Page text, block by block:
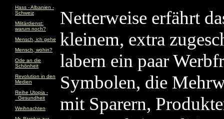
Hass - Albanien -
Schweiz
Militärdienst:
warum noch?
Mensch, ich gehe
Mensch, wohin?
Ode an die
Schönheit
Revolution in den
Medien
Reihe Utopia -
_Gesundheit
Weihnachten
Netterweise erfährt
kleinem, extra
labern ein paar
Symbolen, die
mit Sparern,